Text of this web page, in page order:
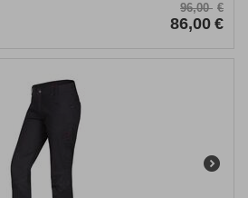
96,00 €
86,00 €